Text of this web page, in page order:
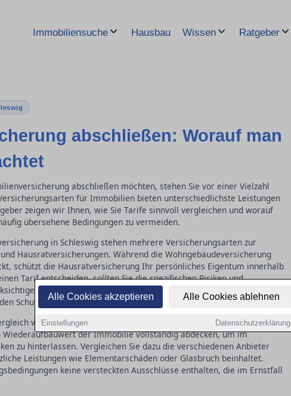
Alle Cookies akzeptieren Alle Cookies ablehnen
Einstellungen Datenschutzerklärung
Immobiliensuche Hausbau Wissen Ratgeber
abschließen: Worauf man
abschließen möchten, stehen Sie vor einer Vielzahl
für Immobilien bieten unterschiedlichste Leistungen
zeigen wir Ihnen, wie Sie Tarife sinnvoll vergleichen und worauf
übersehene Bedingungen zu vermeiden.
in Schleswig stehen mehrere Versicherungsarten zur
Hausratversicherungen. Während die Wohngebäudeversicherung
schützt die Hausratversicherung Ihr persönliches Eigentum innerhalb
Tarif entscheiden, sollten Sie die spezifischen Risiken und
wie etwa regionale Wetterbedingungen. So können Sie
Schutz erhalten.
von Immobilienversicherungen in Schleswig ist die
Wiederaufbauwert der Immobilie vollständig abdecken, um im
zu hinterlassen. Vergleichen Sie dazu die verschiedenen Anbieter
Leistungen wie Elementarschäden oder Glasbruch beinhaltet.
keine versteckten Ausschlüsse enthalten, die im Ernstfall